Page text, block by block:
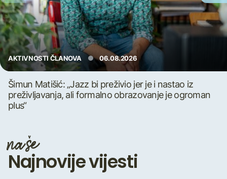
AKTIVNOSTI ČLANOVA 06.08.2026
Šimun Matišić: „Jazz bi preživio jer je i nastao iz
preživljavanja, ali formalno obrazovanje je ogroman
plus“
naše
Najnovije vijesti